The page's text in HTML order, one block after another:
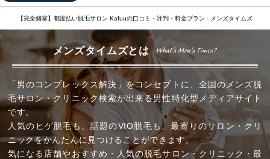
【完全個室】都度払い脱毛サロン Kafuuの口コミ・評判・料金プラン - メンズタイムズ
メンズタイムズとは
「男のコンプレックス解決」をコンセプトに、全国のメンズ脱
毛サロン・クリニック検索が出来る男性特化型メディアサイト
です。
人気のヒゲ脱毛も、話題のVIO脱毛も、最寄りのサロン・クリ
ニックをかんたんに見つけることができます。
気になる店舗やおすすめ・人気の脱毛サロン・クリニック・最